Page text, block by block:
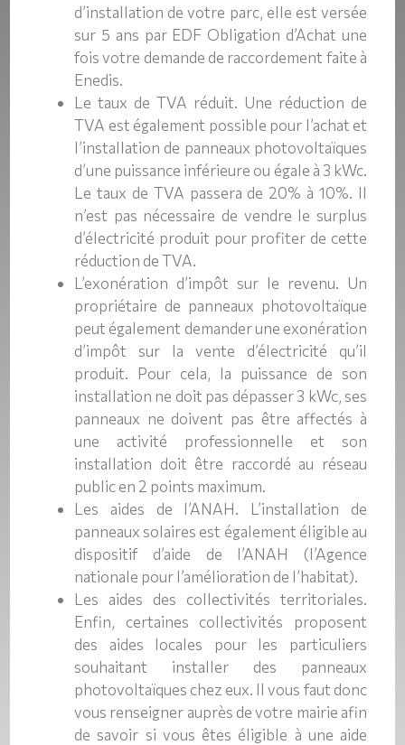
d’installation de votre parc, elle est versée
sur 5 ans par EDF Obligation d’Achat une
fois votre demande de raccordement faite à
Enedis.
Le taux de TVA réduit. Une réduction de
TVA est également possible pour l’achat et
l’installation de panneaux photovoltaïques
d’une puissance inférieure ou égale à 3 kWc.
Le taux de TVA passera de 20% à 10%. Il
n’est pas nécessaire de vendre le surplus
d’électricité produit pour profiter de cette
réduction de TVA.
L’exonération d’impôt sur le revenu. Un
propriétaire de panneaux photovoltaïque
peut également demander une exonération
d’impôt sur la vente d’électricité qu’il
produit. Pour cela, la puissance de son
installation ne doit pas dépasser 3 kWc, ses
panneaux ne doivent pas être affectés à
une activité professionnelle et son
installation doit être raccordé au réseau
public en 2 points maximum.
Les aides de l’ANAH. L’installation de
panneaux solaires est également éligible au
dispositif d’aide de l’ANAH (l’Agence
nationale pour l’amélioration de l’habitat).
Les aides des collectivités territoriales.
Enfin, certaines collectivités proposent
des aides locales pour les particuliers
souhaitant installer des panneaux
photovoltaïques chez eux. Il vous faut donc
vous renseigner auprès de votre mairie afin
de savoir si vous êtes éligible à une aide